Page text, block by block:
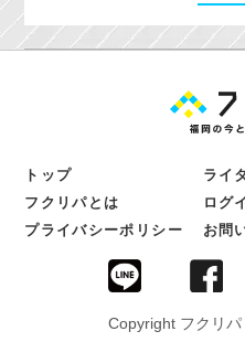
トップ ライ
フクリパとは
ログ
プライバシーポリシー
お問
Copyright フクリパ